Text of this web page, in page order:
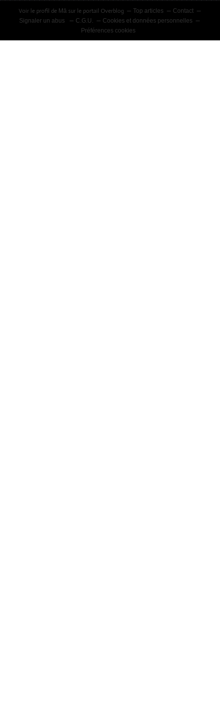
Voir le profil de Mā sur le portail Overblog Top articles
Contact
Signaler un abus
C.G.U.
Cookies et données personnelles
Préférences cookies